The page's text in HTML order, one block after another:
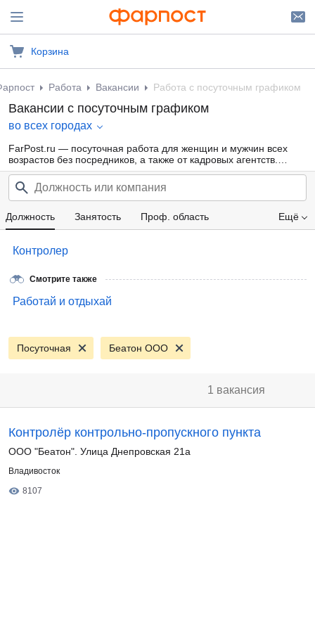
Корзина
Работа Вакансии Работа с посуточным графиком
Вакансии с посуточным графиком
во всех городах
FarPost.ru — посуточная работа для женщин и мужчин всех
возрастов без посредников, а также от кадровых агентств.
Свежие вакансии каждый день.
Ещё
Должность Занятость Проф. область
Контролер
Смотрите также
Работай и отдыхай
Посуточная Беатон ООО
1 вакансия
Контролёр контрольно-пропускного пункта
ООО "Беатон". Улица Днепровская 21а
Владивосток
8107